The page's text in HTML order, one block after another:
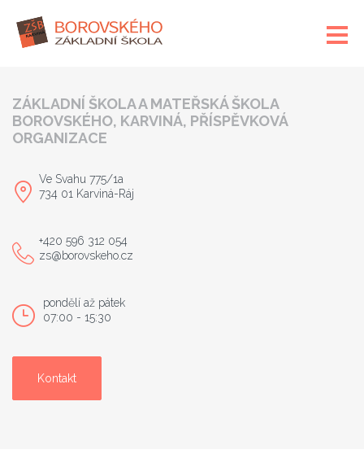
ZÁKLADNÍ ŠKOLA A MATEŘSKÁ ŠKOLA
BOROVSKÉHO, KARVINÁ, PŘÍSPĚVKOVÁ
ORGANIZACE
Ve Svahu 775/1a
734 01 Karviná-Ráj
+420 596 312 054
zs@borovskeho.cz
pondělí až pátek
07:00 - 15:30
Kontakt